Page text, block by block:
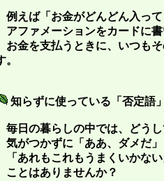
例えば「お金がどんどん入っ
アファメーションをカードに
お金を支払うときに、いつも
。
知らずに使っている「否定語
毎日の暮らしの中では、どう
気がつかずに「ああ、ダメだ
「あれもこれもうまくいかな
ことはありませんか？